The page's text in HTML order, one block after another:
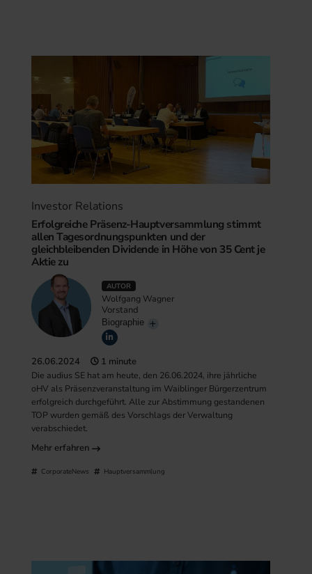
Investor Relations
Erfolgreiche Präsenz-Hauptversammlung stimmt
allen Tagesordnungspunkten und der
gleichbleibenden Dividende in Höhe von 35 Cent je
Aktie zu
AUTOR
Wolfgang Wagner
Vorstand
Biographie
26.06.2024 1 minute
Die audius SE hat am heute, den 26.06.2024, ihre jährliche
oHV als Präsenzveranstaltung im Waiblinger Bürgerzentrum
erfolgreich durchgeführt. Alle zur Abstimmung gestandenen
TOP wurden gemäß des Vorschlags der Verwaltung
verabschiedet.
Mehr erfahren
CorporateNews Hauptversammlung